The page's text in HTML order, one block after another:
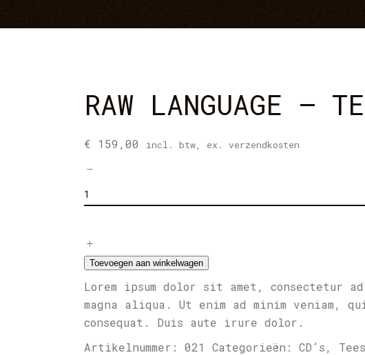
RAW LANGUAGE –
€ 159,00 incl. btw, ex. verzendkosten
Raw
-
quantity
Toevoegen aan winkelwagen
Lorem ipsum dolor sit amet, consectetur
magna aliqua. Ut enim ad minim veniam,
consequat. Duis aute irure dolor.
Artikelnummer: 021 Categorieën: CD’s, Tees